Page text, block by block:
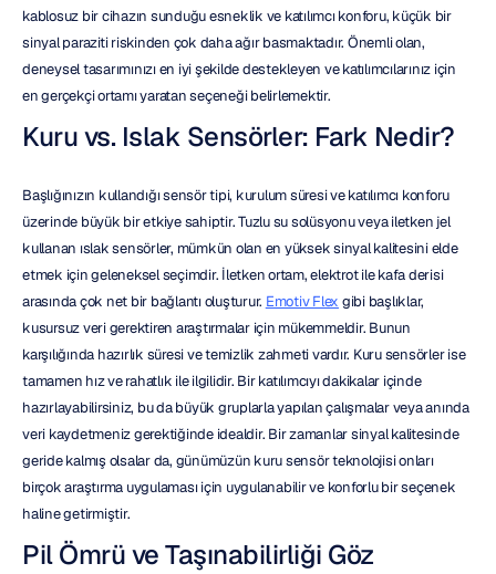
kablosuz bir cihazın sunduğu esneklik ve katılımcı konforu, küçük bir
sinyal paraziti riskinden çok daha ağır basmaktadır. Önemli olan,
deneysel tasarımınızı en iyi şekilde destekleyen ve katılımcılarınız için
en gerçekçi ortamı yaratan seçeneği belirlemektir.
Kuru vs. Islak Sensörler: Fark Nedir?
Başlığınızın kullandığı sensör tipi, kurulum süresi ve katılımcı konforu
üzerinde büyük bir etkiye sahiptir. Tuzlu su solüsyonu veya iletken jel
kullanan ıslak sensörler, mümkün olan en yüksek sinyal kalitesini elde
etmek için geleneksel seçimdir. İletken ortam, elektrot ile kafa derisi
arasında çok net bir bağlantı oluşturur. Emotiv Flex gibi başlıklar,
kusursuz veri gerektiren araştırmalar için mükemmeldir. Bunun
karşılığında hazırlık süresi ve temizlik zahmeti vardır. Kuru sensörler ise
tamamen hız ve rahatlık ile ilgilidir. Bir katılımcıyı dakikalar içinde
hazırlayabilirsiniz, bu da büyük gruplarla yapılan çalışmalar veya anında
veri kaydetmeniz gerektiğinde idealdir. Bir zamanlar sinyal kalitesinde
geride kalmış olsalar da, günümüzün kuru sensör teknolojisi onları
birçok araştırma uygulaması için uygulanabilir ve konforlu bir seçenek
haline getirmiştir.
Pil Ömrü ve Taşınabilirliği Göz